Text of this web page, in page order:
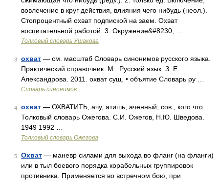
вовлечение в круг действия, влияния чего нибудь (неол.).
Стопроцентный охват подпиской на заем. Охват
воспитательной работой. 3. Окружение&#8230; …
Толковый словарь Ушакова
3 охват — см. масштаб Словарь синонимов русского языка.
Практический справочник. М.: Русский язык. З. Е.
Александрова. 2011. охват сущ. • объятие Словарь ру …
Словарь синонимов
4 охват — ОХВАТИТЬ, ачу, атишь; аченный; сов., кого что.
Толковый словарь Ожегова. С.И. Ожегов, Н.Ю. Шведова.
1949 1992 …
Толковый словарь Ожегова
5 Охват — маневр силами для выхода во фланг (на фланги)
или в тыл боевого порядка корабельных группировок
противника. Применяется во встречном бою, при